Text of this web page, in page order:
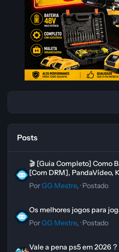
Posts
🎬 [Guia Completo] Como
[Com DRM], PandaVídeo,
curso
PorGG Mestre, ·Postado
Os melhores jogos para
PorGG Mestre, ·Postado
Vale a pena ps5 em 2026 ?